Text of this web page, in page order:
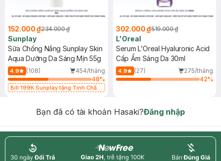
152.000 ₫234.000 ₫
Sunplay
Sữa Chống Nắng Sunplay Skin
Aqua Dưỡng Da Sáng Mịn 55g
4.9 (108)
454/tháng
48%
Bill 199K Sunplay tặng Tinh Chất
302.000 ₫519.000 ₫
L'Oreal
Serum L'Oreal Hyaluronic Acid
Cấp Ẩm Sáng Da 30ml
4.9 (27)
275/tháng
42%
Bạn đã có tài khoản Hasaki?Đăng nhập